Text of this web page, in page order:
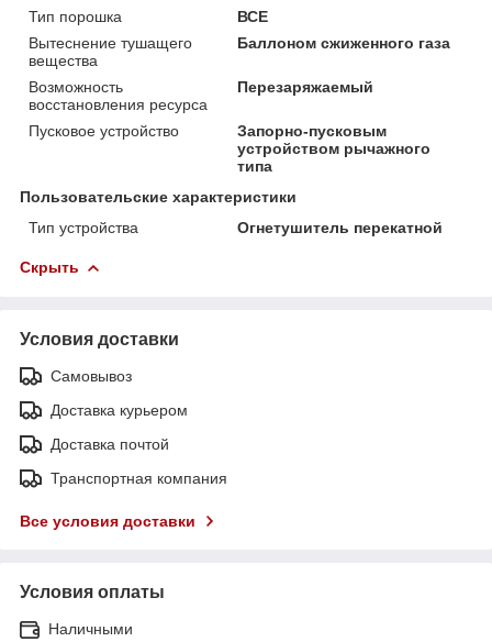
Тип порошка
ВСЕ
Вытеснение тушащего
вещества
Баллоном сжиженного газа
Возможность
восстановления ресурса
Перезаряжаемый
Пусковое устройство
Запорно-пусковым
устройством рычажного
типа
Пользовательские характеристики
Тип устройства
Огнетушитель перекатной
Скрыть
Условия доставки
Самовывоз
Доставка курьером
Доставка почтой
Транспортная компания
Все условия доставки
Условия оплаты
Наличными